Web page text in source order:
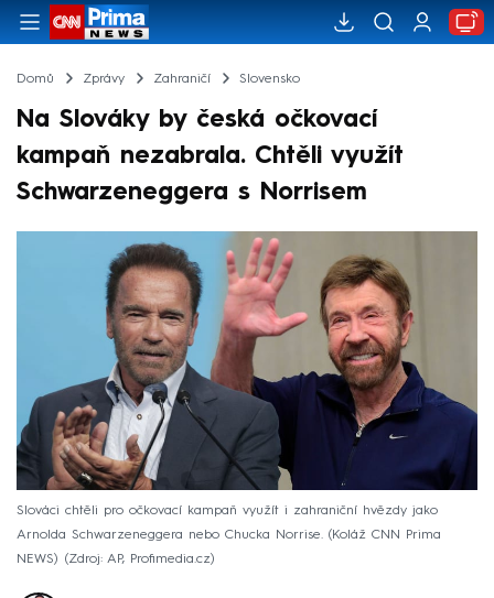
Domů Zprávy Zahraničí Slovensko
Na Slováky by česká očkovací
kampaň nezabrala. Chtěli využít
Schwarzeneggera s Norrisem
Slováci chtěli pro očkovací kampaň využít i zahraniční hvězdy jako
Arnolda Schwarzeneggera nebo Chucka Norrise. (Koláž CNN Prima
NEWS)
Zdroj: AP, Profimedia.cz